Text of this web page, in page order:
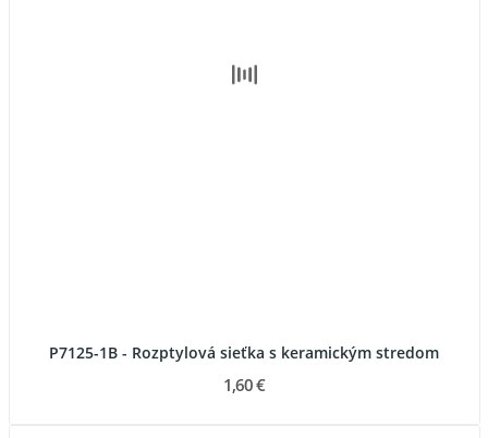
P7125-1B - Rozptylová sieťka s keramickým stredom
1,60 €